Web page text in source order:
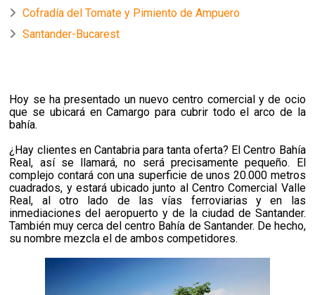
Cofradía del Tomate y Pimiento de Ampuero
Santander-Bucarest
Hoy se ha presentado un nuevo centro comercial y de ocio
que se ubicará en Camargo para cubrir todo el arco de la
bahía.
¿Hay clientes en Cantabria para tanta oferta? El Centro Bahía
Real, así se llamará, no será precisamente pequeño. El
complejo contará con una superficie de unos 20.000 metros
cuadrados, y estará ubicado junto al Centro Comercial Valle
Real, al otro lado de las vías ferroviarias y en las
inmediaciones del aeropuerto y de la ciudad de Santander.
También muy cerca del centro Bahía de Santander. De hecho,
su nombre mezcla el de ambos competidores.